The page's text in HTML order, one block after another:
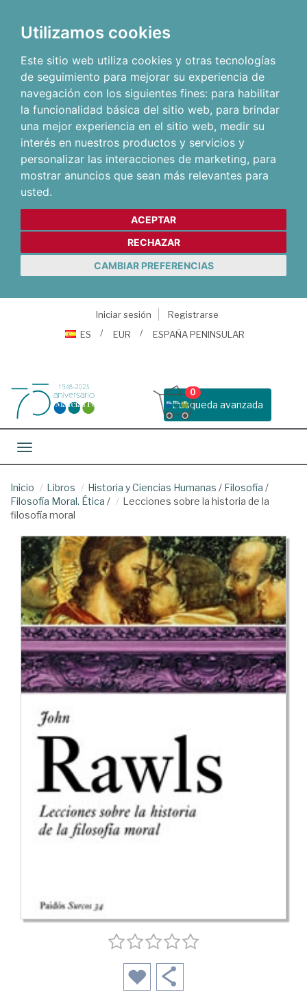
Utilizamos cookies
Este sitio web utiliza cookies y otras tecnologías
de seguimiento para mejorar su experiencia de
navegación con los siguientes fines: para habilitar
la funcionalidad básica del sitio web, para brindar
una mejor experiencia en el sitio web, medir su
interés en nuestros productos y servicios y
personalizar las interacciones de marketing, para
mostrar anuncios que sean más relevantes para
usted.
ACEPTAR
RECHAZAR
CAMBIAR PREFERENCIAS
Iniciar sesión
Registrarse
ES
EUR ESPAÑA PENINSULAR
Busqueda avanzada
0
Toggle navigation
Inicio Libros Historia y Ciencias Humanas / Filosofía /
Filosofía Moral. Ética /
Lecciones sobre la historia de la
filosofía moral